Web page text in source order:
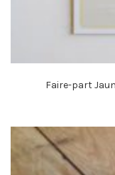
Faire-part